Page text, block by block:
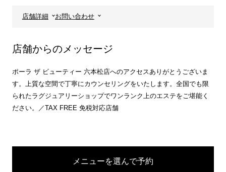
店舗詳細 お問い合わせ
店舗からのメッセージ
ポーラ ザ ビューティー 六本松店へのアクセスありがとうございま
す。上質な空間で丁寧にカウンセリングをいたします。全国でも限
られたラグジュアリーショップでワンランク上のエステをご堪能く
ださい。／TAX FREE 免税対応店舗
メニューを選んで予約